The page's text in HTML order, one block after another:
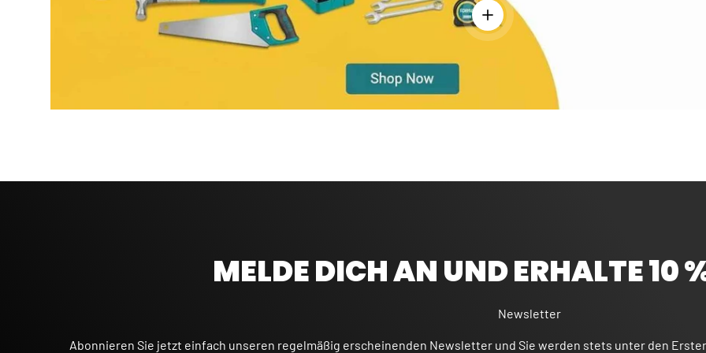
Einzelheiten anzeigen - Bandmaß 5 m -
MELDE DICH AN UND ERHALTE 10
Newsletter
Abonnieren Sie jetzt einfach unseren regelmäßig erscheinenden Newsletter und Sie werden stets unter den